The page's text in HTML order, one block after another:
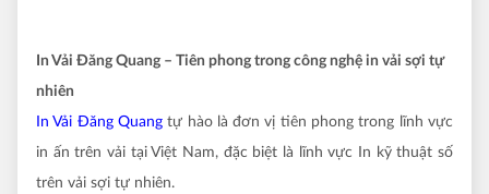
In Vải Đăng Quang – Tiên phong trong công nghệ in vải sợi tự
nhiên
In Vải Đăng Quangtự hào là đơn vị tiên phong trong lĩnh vực
in ấn trên vải tại Việt Nam, đặc biệt là lĩnh vực In kỹ thuật số
trên vải sợi tự nhiên.